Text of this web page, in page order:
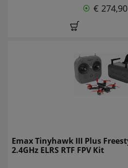
€
Emax Tinyhawk III Plus
2.4GHz ELRS RTF FPV Kit